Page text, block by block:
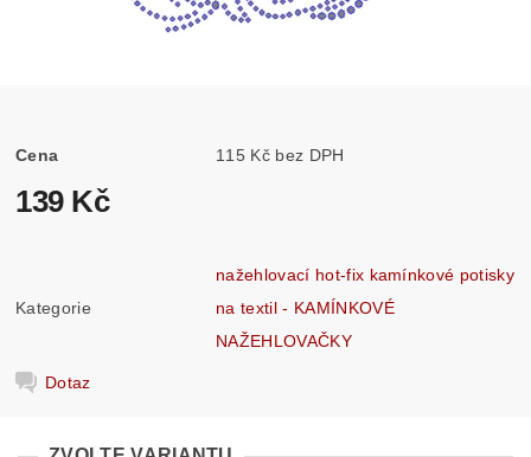
Cena 115 Kč bez DPH
139 Kč
Kategorie
nažehlovací hot-fix kamínkové potisky
na textil - KAMÍNKOVÉ
NAŽEHLOVAČKY
Dotaz